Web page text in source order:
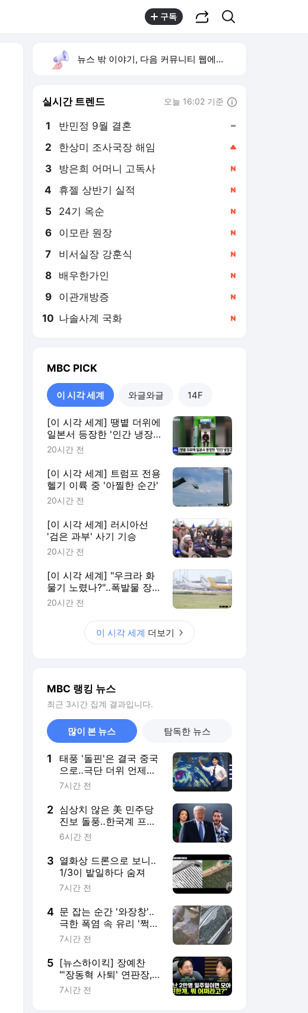
구독
뉴스 밖 이야기, 다음 커뮤니티 웹에서 보기
실시간 트렌드 오늘 16:02 기준
1 반민정 9월 결혼
2 한상미 조사국장 해임
3 방은희 어머니 고독사
4 휴젤 상반기 실적
5 24기 옥순
6 이모란 원장
7 비서실장 강훈식
8 배우한가인
9 이관개방증
10 나솔사계 국화
MBC PICK
이 시각 세계 와글와글 14F
[이 시각 세계] 땡볕 더위에
일본서 등장한 '인간 냉장
고'
20시간 전
[이 시각 세계] 트럼프 전용
헬기 이륙 중 '아찔한 순간'
20시간 전
[이 시각 세계] 러시아선
'검은 과부' 사기 기승
20시간 전
[이 시각 세계] "우크라 화
물기 노렸나?"‥폭발물 장
착 드론 발견
20시간 전
이 시각 세계 더보기
MBC 랭킹 뉴스
최근 3시간 집계 결과입니다.
많이 본 뉴스 탐독한 뉴스
1
태풍 '돌핀'은 결국 중국
으로‥극단 더위 언제까
지?
7시간 전
2 심상치 않은 美 민주당
진보 돌풍‥한국계 프란
체스카 홍이 이어가나
6시간 전
3 열화상 드론으로 보니‥
1/3이 밭일하다 숨져
7시간 전
4 문 잡는 순간 '와장창'‥
극한 폭염 속 유리 '쩍
쩍'
7시간 전
5 [뉴스하이킥] 장예찬
"'장동혁 사퇴' 연판장,
친한계 당원 주축… '그
7시간 전